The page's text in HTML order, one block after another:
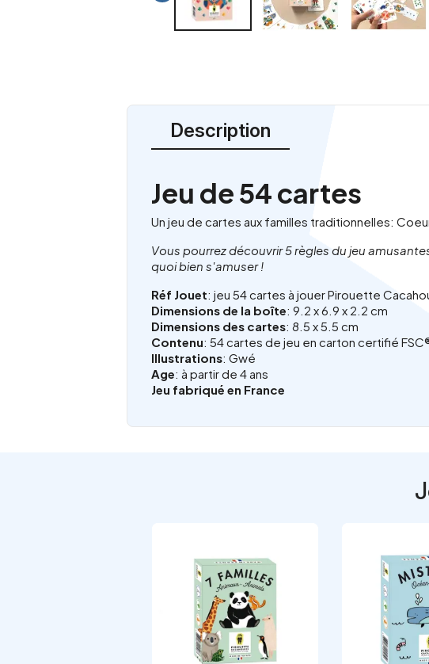
Description
Jeu de 54 cartes
Un jeu de cartes aux familles traditionnelles:
Vous pourrez découvrir 5 règles du jeu
quoi bien s'amuser !
Réf Jouet: jeu 54 cartes à jouer Pirouette
Dimensions de la boîte: 9.2 x 6.9 x 2.2 cm
Dimensions des cartes: 8.5 x 5.5 cm
Contenu: 54 cartes de jeu en carton certifié
Illustrations: Gwé
Age: à partir de 4 ans
Jeu fabriqué en France